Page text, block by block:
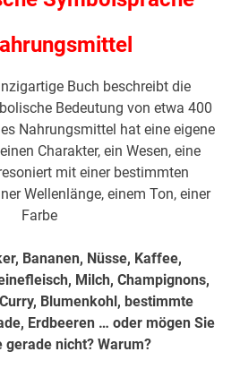
Buch beschreibt die
Bedeutung von etwa 400
Nahrungsmittel hat eine eigene
Charakter, ein Wesen, eine
mit einer bestimmten
Wellenlänge, einem Ton, einer
Farbe
Bananen, Nüsse, Kaffee,
Milch, Champignons,
Blumenkohl, bestimmte
Erdbeeren … oder mögen Sie
gerade nicht? Warum?